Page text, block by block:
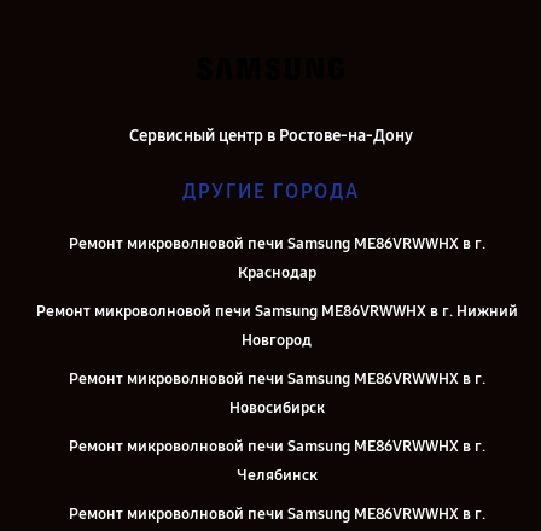
Сервисный центр в Ростове-на-Дону
ДРУГИЕ ГОРОДА
Ремонт микроволновой печи Samsung ME86VRWWHX в г.
Краснодар
Ремонт микроволновой печи Samsung ME86VRWWHX в г. Нижний
Новгород
Ремонт микроволновой печи Samsung ME86VRWWHX в г.
Новосибирск
Ремонт микроволновой печи Samsung ME86VRWWHX в г.
Челябинск
Ремонт микроволновой печи Samsung ME86VRWWHX в г.